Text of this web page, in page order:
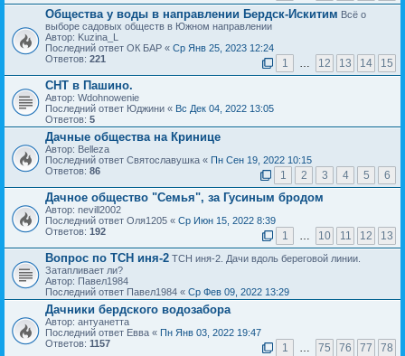
Общества у воды в направлении Бердск-Искитим Всё о
выборе садовых обществ в Южном направлении
Автор: Kuzina_L
Последний ответ ОК БАР « Ср Янв 25, 2023 12:24
Ответов: 221 1 … 12 13 14 15
СНТ в Пашино.
Автор: Wdohnowenie
Последний ответ Юджини « Вс Дек 04, 2022 13:05
Ответов: 5
Дачные общества на Кринице
Автор: Belleza
Последний ответ Святославушка « Пн Сен 19, 2022 10:15
Ответов: 86 1 2 3 4 5 6
Дачное общество "Семья", за Гусиным бродом
Автор: nevill2002
Последний ответ Оля1205 « Ср Июн 15, 2022 8:39
Ответов: 192 1 … 10 11 12 13
Вопрос по ТСН иня-2 ТСН иня-2. Дачи вдоль береговой линии.
Затапливает ли?
Автор: Павел1984
Последний ответ Павел1984 « Ср Фев 09, 2022 13:29
Дачники бердского водозабора
Автор: антуанетта
Последний ответ Евва « Пн Янв 03, 2022 19:47
Ответов: 1157 1 … 75 76 77 78